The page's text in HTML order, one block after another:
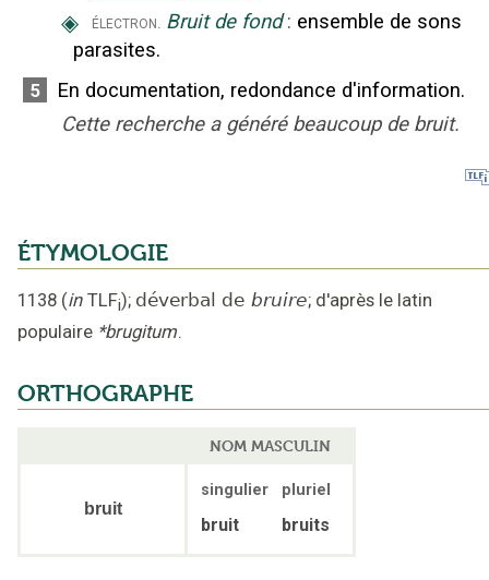
◈ électron. Bruit de fond : ensemble de sons
parasites.
5
En documentation, redondance d'information.
Cette recherche a généré beaucoup de bruit.
ÉTYMOLOGIE
1138 (in TLFi); déverbal de bruire; d'après le latin
populaire *brugitum.
ORTHOGRAPHE
NOM MASCULIN
bruit
singulier pluriel
bruit bruits